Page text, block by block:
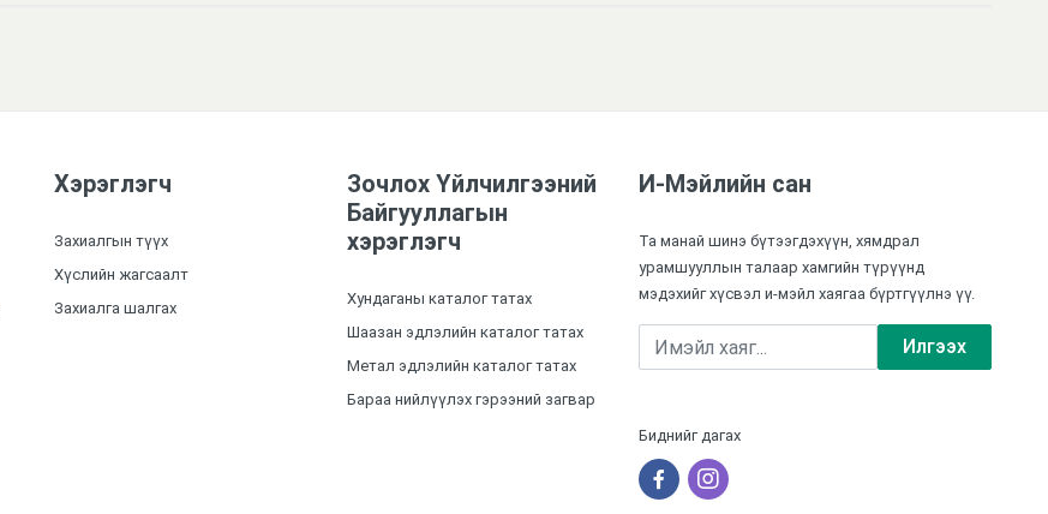
Хэрэглэгч
Захиалгын түүх
Хүслийн жагсаалт
Захиалга шалгах
Зочлох Үйлчилгээний
Байгууллагын
хэрэглэгч
Хундаганы каталог татах
Шаазан эдлэлийн каталог татах
Метал эдлэлийн каталог татах
Бараа нийлүүлэх гэрээний загвар
И-Мэйлийн сан
Та манай шинэ бүтээгдэхүүн, хямдрал
урамшууллын талаар хамгийн түрүүнд
мэдэхийг хүсвэл и-мэйл хаягаа бүртгүүлнэ үү.
Илгээх
Биднийг дагах